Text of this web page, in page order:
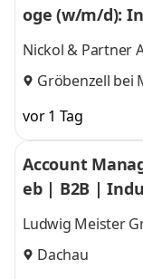
oge (w/m/d):
Nickol & Partner
Gröbenzell bei
vor 1 Tag
Account
eb | B2B |
Ludwig Meister
Dachau